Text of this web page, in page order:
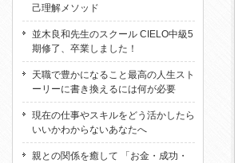
己理解メソッド
並木良和先生のスクール CIELO中級5
期修了、卒業しました！
天職で豊かになること最高の人生スト
ーリーに書き換えるには何が必要
現在の仕事やスキルをどう活かしたら
いいかわからないあなたへ
親との関係を癒して 「お金・成功・